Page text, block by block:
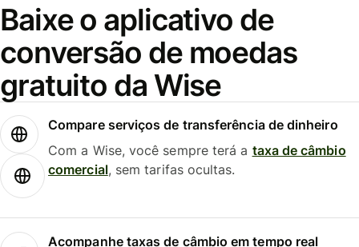
Baixe o aplicativo de
conversão de moedas
gratuito da Wise
Compare serviços de transferência de dinheiro
Com a Wise, você sempre terá a taxa de câmbio
comercial, sem tarifas ocultas.
Acompanhe taxas de câmbio em tempo real